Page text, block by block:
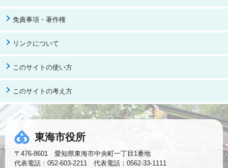
免責事項・著作権
リンクについて
このサイトの使い方
このサイトの考え方
東海市役所
〒476-8601 愛知県東海市中央町一丁目1番地
代表電話：052-603-2211 代表電話：0562-33-1111